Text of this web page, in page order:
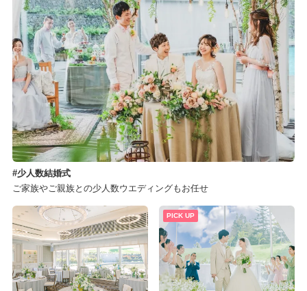
少人数結婚式
ご家族やご親族との少人数ウエディングもお任せ
PICK UP